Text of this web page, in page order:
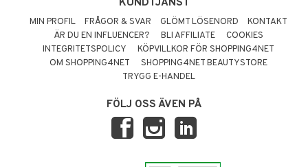
MIN PROFIL FRÅGOR & SVAR GLÖMT LÖSENORD
KONTAKT
ÄR DU EN INFLUENCER?
BLI AFFILIATE
COOKIES
INTEGRITETSPOLICY
KÖPVILLKOR FÖR SHOPPING4NET
OM SHOPPING4NET
SHOPPING4NET BEAUTYSTORE
TRYGG E-HANDEL
FÖLJ OSS ÄVEN PÅ